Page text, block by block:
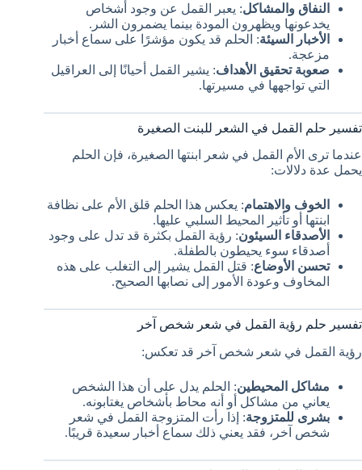
النفاق والمشاكل: يعبر القمل عن وجود أشخاص
يخدعونها ويظهرون المودة بينما يضمرون الشر.
الأخبار السيئة: الحلم قد يكون مؤشرًا على سماع أخبار
مزعجة.
صعوبة تحقيق الأهداف: يشير القمل أحيانًا إلى العراقيل
التي تواجهها في مسيرتها.
تفسير حلم القمل في الشعر للبنت الصغيرة
عندما ترى الأم القمل في شعر ابنتها الصغيرة، فإن الحلم
يحمل عدة دلالات:
الخوف والاهتمام: يعكس هذا الحلم قلق الأم على نظافة
ابنتها أو تأثير المحيط السلبي عليها.
الأصدقاء السيئون: رؤية القمل بكثرة قد تدل على وجود
أصدقاء سوء يحيطون بالطفلة.
تحسن الأوضاع: قتل القمل يشير إلى التغلب على هذه
المخاوف وعودة الأمور إلى نصابها الصحيح.
تفسير حلم رؤية القمل في شعر شخص آخر
رؤية القمل في شعر شخص آخر قد تعكس:
مشاكل المحيطين: الحلم يدل على أن هذا الشخص
يعاني من مشاكل أو أنه محاط بأشخاص يغتابونه.
بشرى للمتزوجة: إذا رأت المتزوجة القمل في شعر
شخص آخر، فقد يعني ذلك سماع أخبار سعيدة قريبًا.